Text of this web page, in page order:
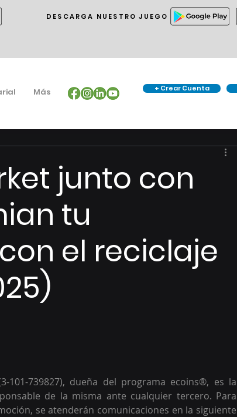
DESCARGA NUESTRO JUEGO
+ Crear Cuenta
Más
junto con
tu
el reciclaje
101-739827), dueña del programa ecoins®, es la
de la misma ante cualquier tercero. Para
se atenderán comunicaciones en la siguiente